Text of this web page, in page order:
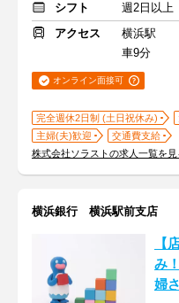
シフト
週2日以上
アクセス
横浜駅
車9分
オンライン面接可
完全週休2日制 (土日祝休み)
主婦(夫)歓迎
交通費支給
株式会社ソラストの求人一覧を見
横浜銀行 横浜駅前支店
【
み
婦